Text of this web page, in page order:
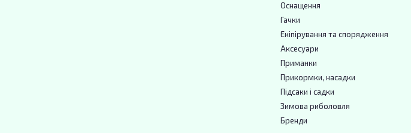
Оснащення
Гачки
Екіпірування та спорядження
Аксесуари
Приманки
Прикормки, насадки
Підсаки і садки
Зимова риболовля
Бренди